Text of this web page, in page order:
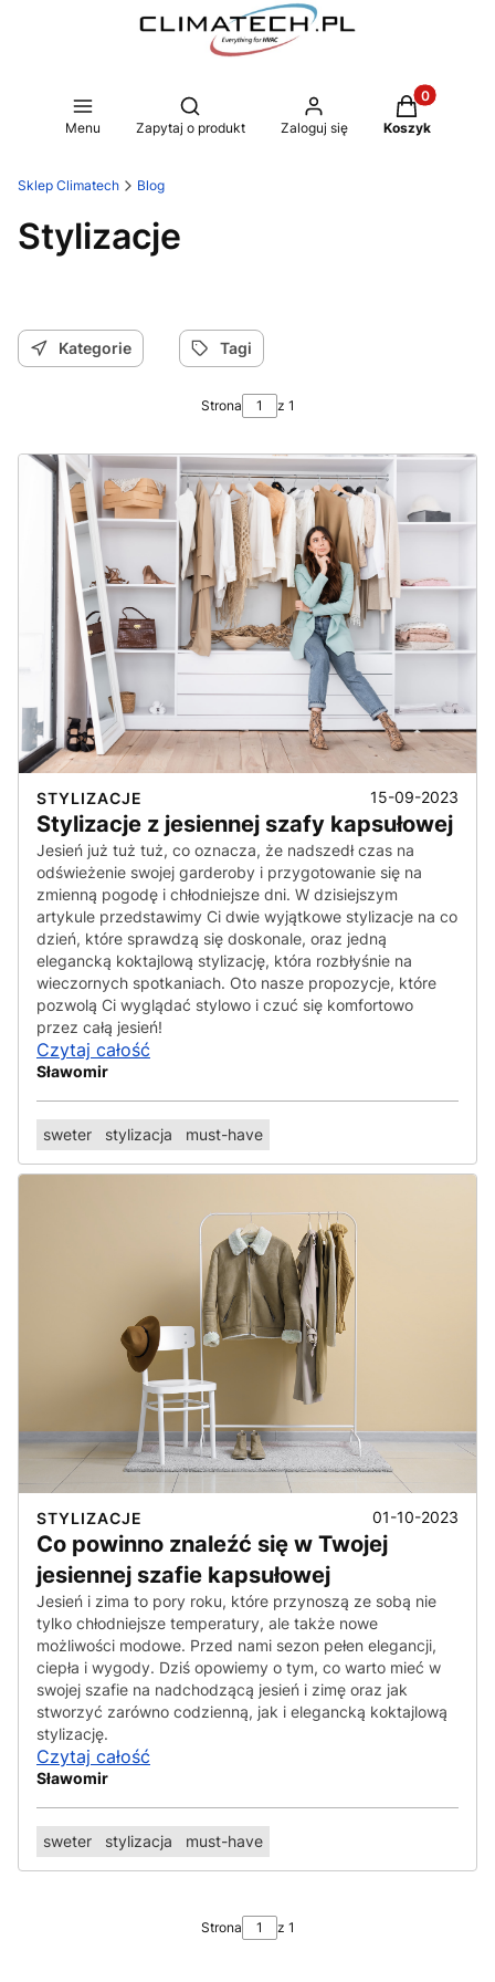
Menu
Otwórz wyszukiwarkę
Zapytaj o produkt Zaloguj się
Produkty w
Koszyk
Sklep Climatech Blog
Stylizacje
Kategorie Tagi
Strona z 1
STYLIZACJE 15-09-2023
Stylizacje z jesiennej szafy kapsułowej
Jesień już tuż tuż, co oznacza, że nadszedł czas na
odświeżenie swojej garderoby i przygotowanie się na
zmienną pogodę i chłodniejsze dni. W dzisiejszym
artykule przedstawimy Ci dwie wyjątkowe stylizacje na co
dzień, które sprawdzą się doskonale, oraz jedną
elegancką koktajlową stylizację, która rozbłyśnie na
wieczornych spotkaniach. Oto nasze propozycje, które
pozwolą Ci wyglądać stylowo i czuć się komfortowo
przez całą jesień!
Czytaj całość
Sławomir
sweter stylizacja must-have
STYLIZACJE 01-10-2023
Co powinno znaleźć się w Twojej
jesiennej szafie kapsułowej
Jesień i zima to pory roku, które przynoszą ze sobą nie
tylko chłodniejsze temperatury, ale także nowe
możliwości modowe. Przed nami sezon pełen elegancji,
ciepła i wygody. Dziś opowiemy o tym, co warto mieć w
swojej szafie na nadchodzącą jesień i zimę oraz jak
stworzyć zarówno codzienną, jak i elegancką koktajlową
stylizację.
Czytaj całość
Sławomir
sweter stylizacja must-have
Strona z 1